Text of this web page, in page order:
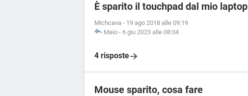
È sparito il touchpad dal mio laptop
Michcava - 19 ago 2018 alle 09:19
Maio - 6 giu 2023 alle 08:04
4 risposte
Mouse sparito, cosa fare